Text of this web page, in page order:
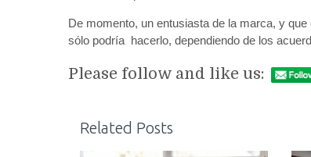
De momento, un entusiasta de la marca, y
sólo podría hacerlo, dependiendo de los
Please follow and like us:
Related Posts